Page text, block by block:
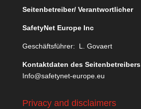
Seitenbetreiber/ Verantwortlicher
SafetyNet Europe Inc
Geschäftsführer: L. Govaert
Kontaktdaten des Seitenbetreibers
Info@safetynet-europe.eu
Privacy and disclaimers